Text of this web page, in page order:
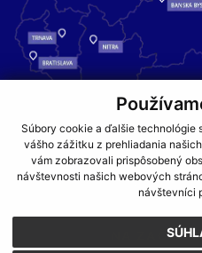
Súbory cookie a ďalšie technológie
vášho zážitku z prehliadania
vám zobrazovali prispôsobený
návštevnosti našich webových
návštevníci
Kúpele Pieniny – miesto, kde
vody a
GDPR COOKIES
NA